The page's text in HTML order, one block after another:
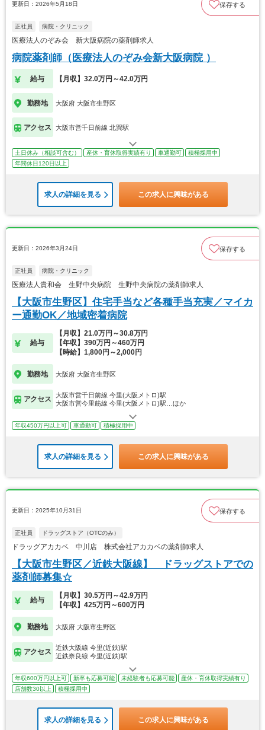
更新日：2026年5月18日 保存する
正社員 病院・クリニック
医療法人のぞみ会 新大阪病院の薬剤師求人
病院薬剤師（医療法人のぞみ会新大阪病院 ）
給与 【月収】32.0万円～42.0万円
勤務地 大阪府 大阪市生野区
アクセス 大阪市営千日前線 北巽駅
土日休み（相談可含む） 産休・育休取得実績有り 車通勤可
積極採用中
年間休日120日以上
求人の詳細を見る この求人に興味がある
更新日：2026年3月24日 保存する
正社員 病院・クリニック
医療法人貴和会 生野中央病院 生野中央病院の薬剤師求人
【大阪市生野区】住宅手当など各種手当充実／マイカ
ー通勤OK／地域密着病院
給与
【月収】21.0万円～30.8万円
【年収】390万円～460万円
【時給】1,800円～2,000円
勤務地 大阪府 大阪市生野区
アクセス
大阪市営千日前線 今里(大阪メトロ)駅
大阪市営今里筋線 今里(大阪メトロ)駅…ほか
年収450万円以上可 車通勤可 積極採用中
求人の詳細を見る この求人に興味がある
更新日：2025年10月31日 保存する
正社員 ドラッグストア（OTCのみ）
ドラッグアカカベ 中川店 株式会社アカカベの薬剤師求人
【大阪市生野区／近鉄大阪線】 ドラッグストアでの
薬剤師募集☆
給与
【月収】30.5万円～42.9万円
【年収】425万円～600万円
勤務地 大阪府 大阪市生野区
アクセス
近鉄大阪線 今里(近鉄)駅
近鉄奈良線 今里(近鉄)駅
年収600万円以上可 新卒も応募可能 未経験者も応募可能
産休・育休取得実績有り
店舗数30以上
積極採用中
求人の詳細を見る この求人に興味がある